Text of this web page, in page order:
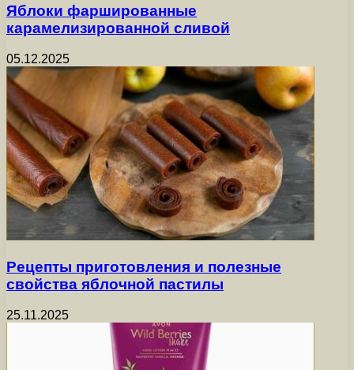
Яблоки фаршированные
карамелизированной сливой
05.12.2025
Рецепты приготовления и полезные
свойства яблочной пастилы
25.11.2025